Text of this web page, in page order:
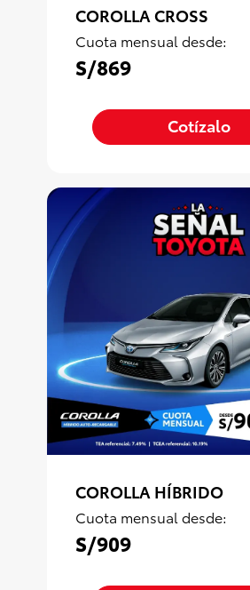
COROLLA CROSS
Cuota mensual desde:
S/869
Cotízalo
COROLLA HÍBRIDO
Cuota mensual desde:
S/909